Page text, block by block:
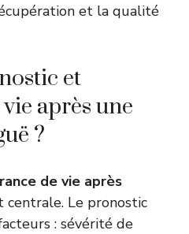
et la qualité
et
après une
?
de vie après
centrale. Le pronostic
: sévérité de